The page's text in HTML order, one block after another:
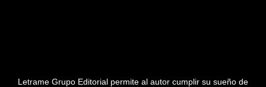
Letrame Grupo Editorial permite al autor cumplir su sueño de